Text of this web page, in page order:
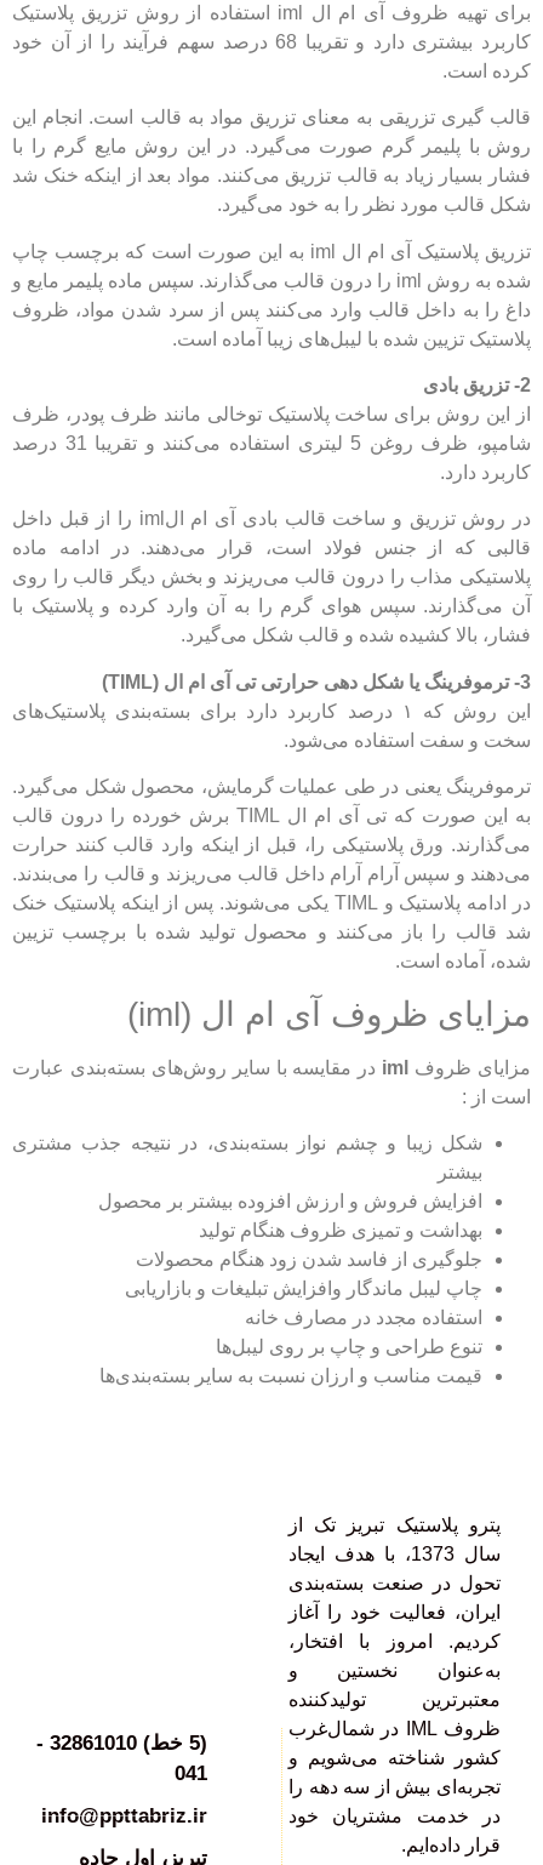
برای تهیه ظروف آی ام ال iml استفاده از روش تزریق پلاستیک
کاربرد بیشتری دارد و تقریبا 68 درصد سهم فرآیند را از آن خود
کرده است.
قالب گیری تزریقی به معنای تزریق مواد به قالب است. انجام این
روش با پلیمر گرم صورت می‌گیرد. در این روش مایع گرم را با
فشار بسیار زیاد به قالب تزریق می‌کنند. مواد بعد از اینکه خنک شد
شکل قالب مورد نظر را به خود می‌گیرد.
تزریق پلاستیک آی ام ال iml به این صورت است که برچسب چاپ
شده به روش iml را درون قالب می‌گذارند. سپس ماده‌ پلیمر مایع و
داغ‌ را به داخل قالب وارد می‌کنند پس از سرد شدن مواد، ظروف
پلاستیک تزیین شده با لیبل‌های زیبا آماده است.
2- تزریق بادی
از این روش برای ساخت پلاستیک توخالی مانند ظرف پودر، ظرف
شامپو، ظرف روغن 5 لیتری استفاده می‌کنند و تقریبا‌ 31 درصد
کاربرد‌ دارد.
در روش تزریق و ساخت قالب بادی آی ام الiml را از قبل داخل
قالبی که از جنس فولاد است، قرار می‌دهند. در ادامه ماده
پلاستیکی مذاب را درون قالب می‌ریزند و بخش دیگر قالب را روی
آن می‌گذارند. سپس هوای گرم را به آن وارد کرده و پلاستیک با
فشار، بالا کشیده شده و قالب شکل می‌گیرد.
3- ترموفرینگ یا شکل دهی حرارتی تی آی ام ال (TIML)
این روش که ۱ درصد کاربرد دارد برای‌ بسته‌بندی پلاستیک‌های
سخت و سفت استفاده می‌شود.
ترموفرینگ یعنی در طی عملیات گرمایش، محصول شکل می‌گیرد.
به این صورت که تی آی ام ال TIML برش خورده را درون قالب
می‌گذارند. ورق پلاستیکی را، قبل از اینکه وارد قالب کنند حرارت
می‌دهند و سپس آرام آرام داخل قالب می‌ریزند و قالب را می‌بندند.
در ادامه پلاستیک و TIML یکی می‌شوند. پس از اینکه پلاستیک خنک
شد قالب را باز می‌کنند و محصول تولید شده با برچسب تزیین
شده، آماده است.
مزایای ظروف آی ام ال (iml)
مزایای ظروف iml در مقایسه با سایر روش‌های‌ بسته‌بندی عبارت
است از :
شکل زیبا و چشم نواز‌ بسته‌بندی، در نتیجه جذب مشتری
بیشتر
افزایش فروش و ارزش افزوده بیشتر بر محصول
بهداشت و تمیزی ظروف هنگام تولید
جلوگیری از فاسد شدن زود هنگام محصولات
چاپ لیبل ماندگار وافزایش تبلیغات و بازاریابی
استفاده مجدد در مصارف خانه
تنوع طراحی و چاپ بر روی لیبل‌ها
قیمت مناسب و ارزان نسبت به سایر‌ بسته‌بندی‌ها
پترو پلاستیک تبریز تک از
سال 1373، با هدف ایجاد
تحول در صنعت بسته‌بندی
ایران، فعالیت خود را آغاز
کردیم. امروز با افتخار،
به‌عنوان نخستین و
معتبرترین تولیدکننده
ظروف IML در شمال‌غرب
کشور شناخته می‌شویم و
تجربه‌ای بیش از سه دهه را
در خدمت مشتریان خود
قرار داده‌ایم.
(5 خط) 32861010 -
041
info@ppttabriz.ir
تبريز، اول جاده